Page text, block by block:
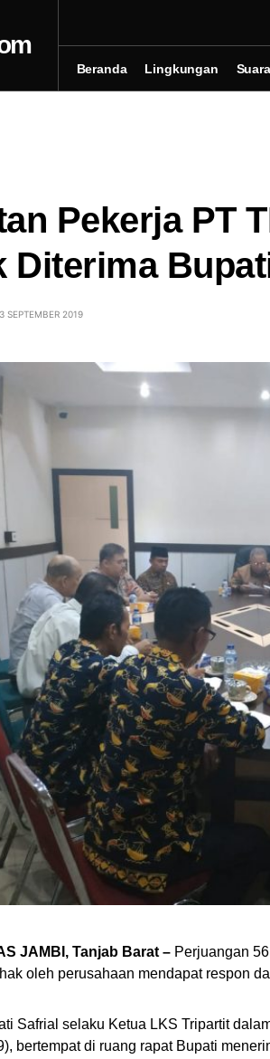
Beranda Lingkungan
Pekerja PT
Diterima
SEPTEMBER 2019
JAMBI, Tanjab Barat – Perjuangan
oleh perusahaan mendapat respon
Safrial selaku Ketua LKS Tripartit
bertempat di ruang rapat Bupati